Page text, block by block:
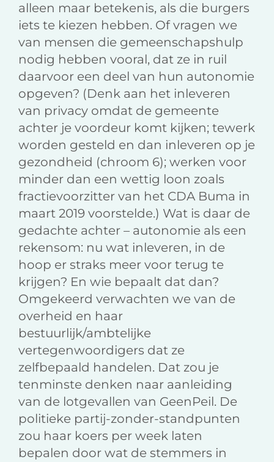
alleen maar betekenis, als die burgers
iets te kiezen hebben. Of vragen we
van mensen die gemeenschapshulp
nodig hebben vooral, dat ze in ruil
daarvoor een deel van hun autonomie
opgeven? (Denk aan het inleveren
van privacy omdat de gemeente
achter je voordeur komt kijken; tewerk
worden gesteld en dan inleveren op je
gezondheid (chroom 6); werken voor
minder dan een wettig loon zoals
fractievoorzitter van het CDA Buma in
maart 2019 voorstelde.) Wat is daar de
gedachte achter – autonomie als een
rekensom: nu wat inleveren, in de
hoop er straks meer voor terug te
krijgen? En wie bepaalt dat dan?
Omgekeerd verwachten we van de
overheid en haar
bestuurlijk/ambtelijke
vertegenwoordigers dat ze
zelfbepaald handelen. Dat zou je
tenminste denken naar aanleiding
van de lotgevallen van GeenPeil. De
politieke partij-zonder-standpunten
zou haar koers per week laten
bepalen door wat de stemmers in